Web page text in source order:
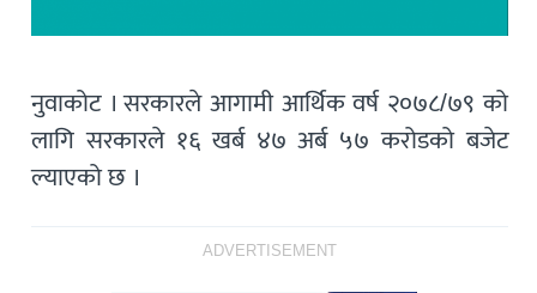
नुवाकोट । सरकारले आगामी आर्थिक वर्ष २०७८/७९ को
लागि सरकारले १६ खर्ब ४७ अर्ब ५७ करोडको बजेट
ल्याएको छ ।
ADVERTISEMENT